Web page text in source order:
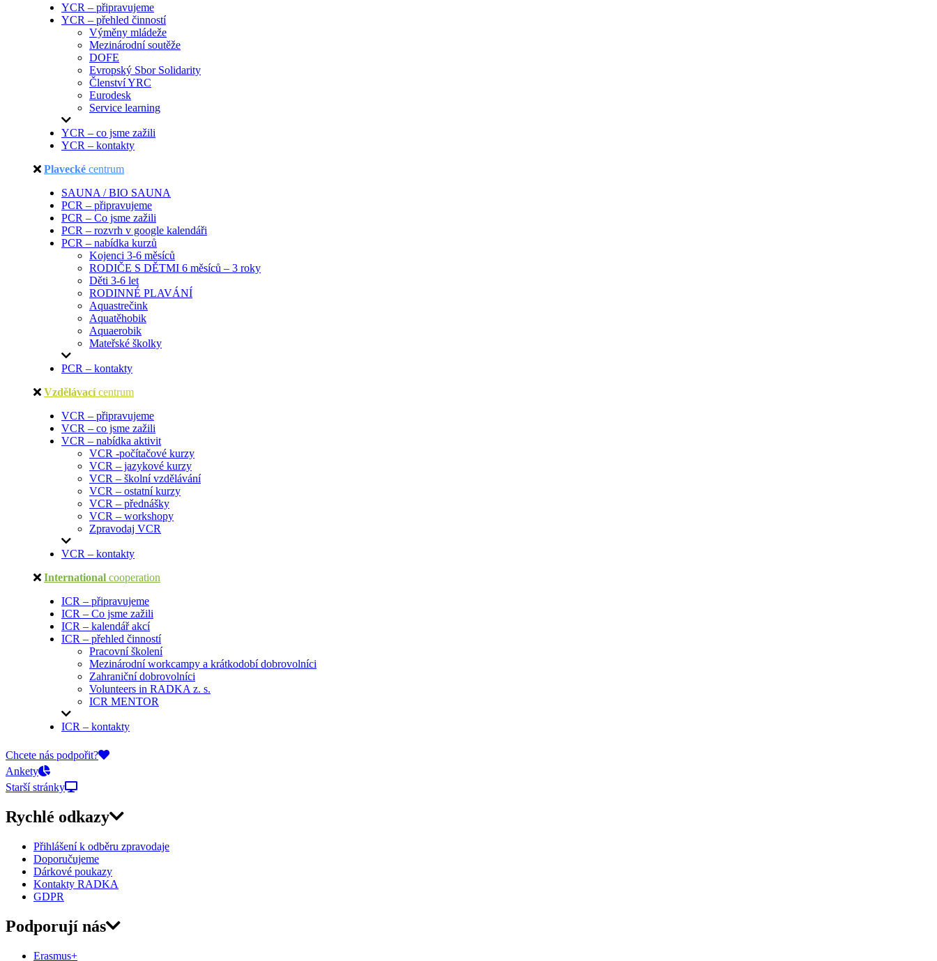
YCR – připravujeme
YCR – přehled činností
Výměny mládeže
Mezinárodní soutěže
DOFE
Evropský Sbor Solidarity
Členství YRC
Eurodesk
Service learning
YCR – co jsme zažili
YCR – kontakty
Plavecké centrum
SAUNA / BIO SAUNA
PCR – připravujeme
PCR – Co jsme zažili
PCR – rozvrh v google kalendáři
PCR – nabídka kurzů
Kojenci 3-6 měsíců
RODIČE S DĚTMI 6 měsíců – 3 roky
Děti 3-6 let
RODINNÉ PLAVÁNÍ
Aquastrečink
Aquatěhobik
Aquaerobik
Mateřské školky
PCR – kontakty
Vzdělávací centrum
VCR – připravujeme
VCR – co jsme zažili
VCR – nabídka aktivit
VCR -počítačové kurzy
VCR – jazykové kurzy
VCR – školní vzdělávání
VCR – ostatní kurzy
VCR – přednášky
VCR – workshopy
Zpravodaj VCR
VCR – kontakty
International cooperation
ICR – připravujeme
ICR – Co jsme zažili
ICR – kalendář akcí
ICR – přehled činností
Pracovní školení
Mezinárodní workcampy a krátkodobí dobrovolníci
Zahraniční dobrovolníci
Volunteers in RADKA z. s.
ICR MENTOR
ICR – kontakty
On-line přihlášky
Chcete nás podpořit?
Ankety
Starší stránky
Rychlé odkazy
Přihlášení k odběru zpravodaje
Doporučujeme
Dárkové poukazy
Kontakty RADKA
GDPR
Podporují nás
Erasmus+